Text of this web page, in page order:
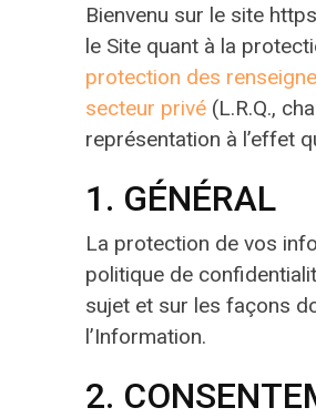
Bienvenu sur le site
le Site quant à la
protection des
secteur privé (L.R.Q.,
représentation à l’effet
1. GÉNÉRAL
La protection de vos
politique de
sujet et sur les façons
l’Information.
2.